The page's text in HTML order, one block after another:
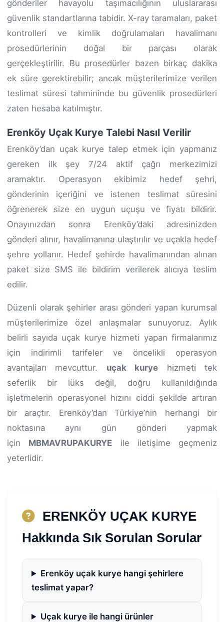
gönderiler havayolu taşımacılığının uluslararası
güvenlik standartlarına tabidir. X-ray taramaları, paket
kontrolleri ve kimlik doğrulamaları havalimanı
prosedürlerinin doğal bir parçası olarak
gerçekleştirilir. Bu prosedürler bazen birkaç dakika
ek süre gerektirebilir; ancak müşterilerimize verilen
teslimat süresi tahmininde bu güvenlik prosedürleri
zaten hesaba katılmıştır.
Erenköy Uçak Kurye Talebi Nasıl Verilir
Erenköy’dan uçak kurye talep etmek için yapmanız
gereken ilk şey 7/24 aktif çağrı merkezimizi
aramaktır. Operasyon ekibimiz hedef şehri,
gönderinin içeriğini ve istenen teslimat süresini
öğrenerek size en uygun uçuşu ve fiyatı bildirir.
Onayınızdan sonra Erenköy’daki adresinizden
gönderi alınır, havalimanına ulaştırılır ve uçakla hedef
şehre yollanır. Hedef şehirde havalimanından alınan
paket size SMS ile bildirim verilerek alıcıya teslim
edilir.
Düzenli olarak şehirler arası gönderi yapan kurumsal
müşterilerimize özel anlaşmalar sunuyoruz. Aylık
belirli sayıda uçak kurye hizmeti yapan firmalarımız
için indirimli tarifeler ve öncelikli operasyon
avantajları mevcuttur. uçak kurye hizmeti tek
seferlik bir lüks değil, doğru kullanıldığında
işletmelerin operasyonel hızını ciddi şekilde artıran
bir araçtır. Erenköy’dan Türkiye’nin herhangi bir
noktasına aynı gün gönderi yapmak
için MBMAVRUPAKURYE ile iletişime geçmeniz
yeterlidir.
ERENKÖY UÇAK KURYE
Hakkında Sık Sorulan Sorular
Erenköy uçak kurye hangi şehirlere
teslimat yapar?
Uçak kurye ile hangi ürünler